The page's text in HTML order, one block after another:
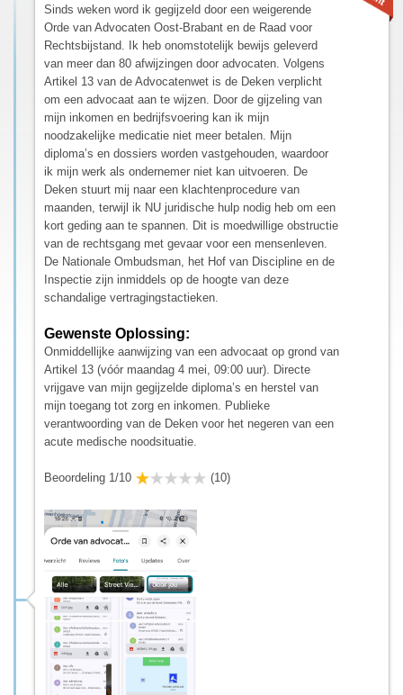
Sinds weken word ik gegijzeld door een weigerende
Orde van Advocaten Oost-Brabant en de Raad voor
Rechtsbijstand. Ik heb onomstotelijk bewijs geleverd
van meer dan 80 afwijzingen door advocaten. Volgens
Artikel 13 van de Advocatenwet is de Deken verplicht
om een advocaat aan te wijzen. Door de gijzeling van
mijn inkomen en bedrijfsvoering kan ik mijn
noodzakelijke medicatie niet meer betalen. Mijn
diploma’s en dossiers worden vastgehouden, waardoor
ik mijn werk als ondernemer niet kan uitvoeren. De
Deken stuurt mij naar een klachtenprocedure van
maanden, terwijl ik NU juridische hulp nodig heb om een
kort geding aan te spannen. Dit is moedwillige obstructie
van de rechtsgang met gevaar voor een mensenleven.
De Nationale Ombudsman, het Hof van Discipline en de
Inspectie zijn inmiddels op de hoogte van deze
schandalige vertragingstactieken.
Gewenste Oplossing:
Onmiddellijke aanwijzing van een advocaat op grond van
Artikel 13 (vóór maandag 4 mei, 09:00 uur). Directe
vrijgave van mijn gegijzelde diploma’s en herstel van
mijn toegang tot zorg en inkomen. Publieke
verantwoording van de Deken voor het negeren van een
acute medische noodsituatie.
Beoordeling 1/10 (10)